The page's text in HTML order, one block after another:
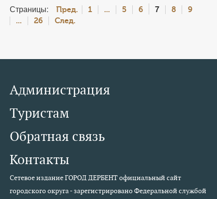
Страницы: Пред. 1 ... 5 6 7 8
9
...
26 След.
Администрация
Туристам
Обратная связь
Контакты
Сетевое издание ГОРОД ДЕРБЕНТ официальный сайт
городского округа - зарегистрировано Федеральной службой